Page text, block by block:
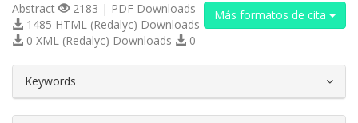
Más formatos de cita
Abstract
2183 | PDF Downloads
1485 HTML (Redalyc) Downloads
0 XML (Redalyc) Downloads
0
Keywords